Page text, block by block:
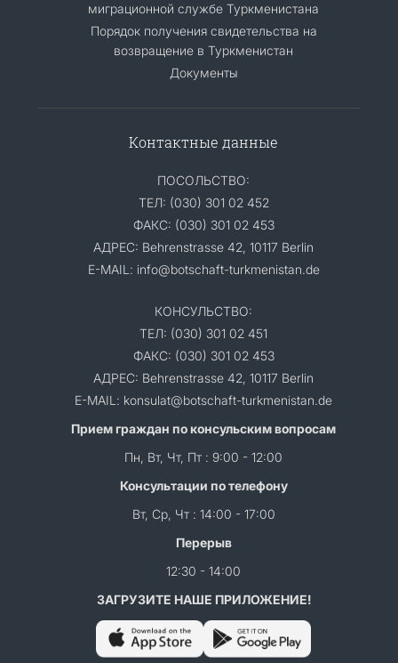
миграционной службе Туркменистана
Порядок получения свидетельства на
возвращение в Туркменистан
Документы
Контактные данные
ПОСОЛЬСТВО:
ТЕЛ: (030) 301 02 452
ФАКС: (030) 301 02 453
АДРЕС: Behrenstrasse 42, 10117 Berlin
E-MAIL: info@botschaft-turkmenistan.de
КОНСУЛЬСТВО:
ТЕЛ: (030) 301 02 451
ФАКС: (030) 301 02 453
АДРЕС: Behrenstrasse 42, 10117 Berlin
E-MAIL: konsulat@botschaft-turkmenistan.de
Прием граждан по консульским вопросам
Пн, Вт, Чт, Пт : 9:00 - 12:00
Консультации по телефону
Вт, Ср, Чт : 14:00 - 17:00
Перерыв
12:30 - 14:00
ЗАГРУЗИТЕ НАШЕ ПРИЛОЖЕНИЕ!